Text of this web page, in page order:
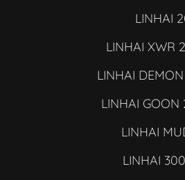
LINHAI
LINHAI XWR
LINHAI
LINHAI
LINHAI
LINHAI